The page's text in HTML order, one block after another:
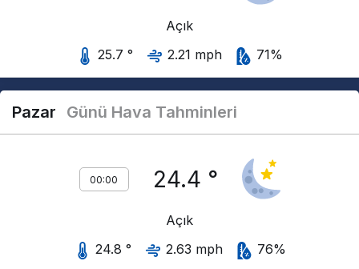
Açık
25.7 °
2.21 mph 71%
Pazar Günü Hava Tahminleri
00:00 24.4 °
Açık
24.8 °
2.63 mph 76%